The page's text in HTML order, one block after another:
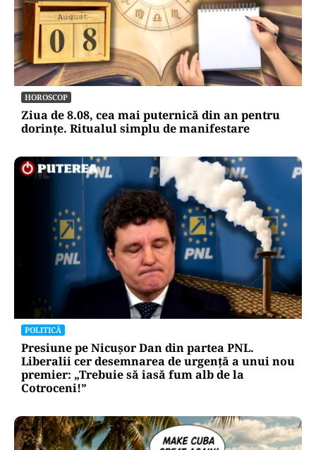
HOROSCOP
Ziua de 8.08, cea mai puternică din an pentru
dorințe. Ritualul simplu de manifestare
POLITICĂ
Presiune pe Nicușor Dan din partea PNL.
Liberalii cer desemnarea de urgență a unui nou
premier: „Trebuie să iasă fum alb de la
Cotroceni!”